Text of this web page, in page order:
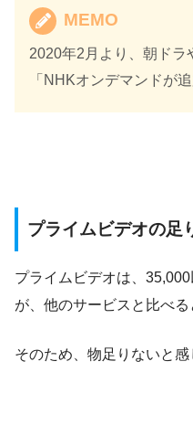
MEMO
2020年2月より、朝ドラ
「NHKオンデマンドが
プライムビデオの足
プライムビデオは、
が、他のサービスと比べる
そのため、物足りないと感